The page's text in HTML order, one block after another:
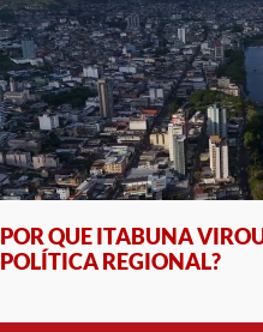
POR QUE ITABUNA
POLÍTICA REGIONAL?